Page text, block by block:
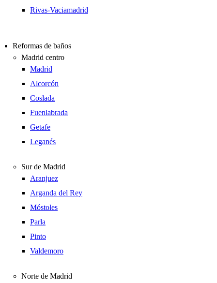
Rivas-Vaciamadrid
Reformas de baños
Madrid centro
Madrid
Alcorcón
Coslada
Fuenlabrada
Getafe
Leganés
Sur de Madrid
Aranjuez
Arganda del Rey
Móstoles
Parla
Pinto
Valdemoro
Norte de Madrid